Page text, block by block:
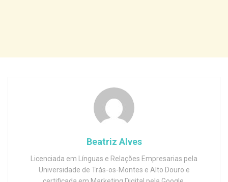
Beatriz Alves
Licenciada em Línguas e Relações Empresarias pela
Universidade de Trás-os-Montes e Alto Douro e